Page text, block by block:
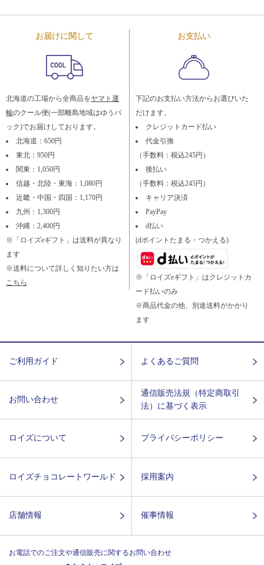
お届けに関して
北海道の工場から全商品をヤマト運
輸のクール便(一部離島地域はゆうパ
ック)でお届けしております。
北海道：650円
東北：950円
関東：1,050円
信越・北陸・東海：1,080円
近畿・中国・四国：1,170円
九州：1,300円
沖縄：2,400円
※「ロイズeギフト」は送料が異なり
ます
※送料について詳しく知りたい方は
こちら
お支払い
下記のお支払い方法からお選びいた
だけます。
クレジットカード払い
代金引換
（手数料：税込245円）
後払い
（手数料：税込245円）
キャリア決済
PayPay
d払い
(dポイントたまる・つかえる)
※「ロイズeギフト」はクレジットカ
ード払いのみ
※商品代金の他、別途送料がかかり
ます
ご利用ガイド よくあるご質問
お問い合わせ
通信販売法規（特定商取引
法）に基づく表示
ロイズについて プライバシーポリシー
ロイズチョコレートワールド 採用案内
店舗情報 催事情報
お電話でのご注文や通信販売に関するお問い合わせ